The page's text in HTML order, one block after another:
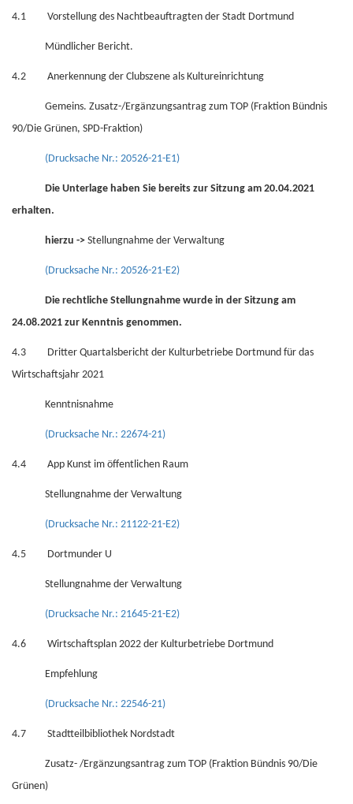
4.1 Vorstellung des Nachtbeauftragten der Stadt Dortmund
Mündlicher Bericht.
4.2 Anerkennung der Clubszene als Kultureinrichtung
Gemeins. Zusatz-/Ergänzungsantrag zum TOP (Fraktion Bündnis
90/Die Grünen, SPD-Fraktion)
(Drucksache Nr.: 20526-21-E1)
Die Unterlage haben Sie bereits zur Sitzung am 20.04.2021
erhalten.
hierzu -> Stellungnahme der Verwaltung
(Drucksache Nr.: 20526-21-E2)
Die rechtliche Stellungnahme wurde in der Sitzung am
24.08.2021 zur Kenntnis genommen.
4.3 Dritter Quartalsbericht der Kulturbetriebe Dortmund für das
Wirtschaftsjahr 2021
Kenntnisnahme
(Drucksache Nr.: 22674-21)
4.4 App Kunst im öffentlichen Raum
Stellungnahme der Verwaltung
(Drucksache Nr.: 21122-21-E2)
4.5 Dortmunder U
Stellungnahme der Verwaltung
(Drucksache Nr.: 21645-21-E2)
4.6 Wirtschaftsplan 2022 der Kulturbetriebe Dortmund
Empfehlung
(Drucksache Nr.: 22546-21)
4.7 Stadtteilbibliothek Nordstadt
Zusatz- /Ergänzungsantrag zum TOP (Fraktion Bündnis 90/Die
Grünen)